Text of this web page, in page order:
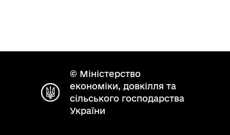
© Міністерство
економіки, довкілля та
сільського господарства
України